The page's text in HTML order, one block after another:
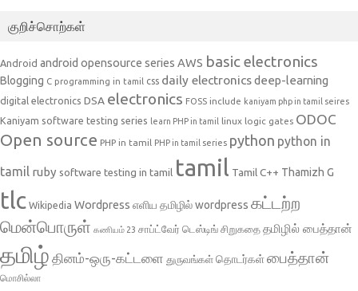
குறிச்சொற்கள்
Android android opensource series AWS basic electronics
Blogging C programming in tamil css daily electronicsdeep-learning
digital electronics DSA electronics FOSS include kaniyam php in tamil seires
Kaniyam software testing series learn PHP in tamil linux logic gates ODOC
Open source PHP in tamil PHP in tamil series python python in
tamil ruby software testing in tamil tamil Tamil C++ Thamizh G
tlc Wikipedia Wordpress எளிய தமிழில் wordpress கட்டற்ற
மென்பொருள் கணியம் 23 சாப்ட்வேர் டெஸ்டிங் சிறுகதை தமிழில் பைத்தான்
தமிழ் தினம்-ஒரு-கட்டளை துருவங்கள் தொடர்கள்பைத்தான்
மொசில்லா